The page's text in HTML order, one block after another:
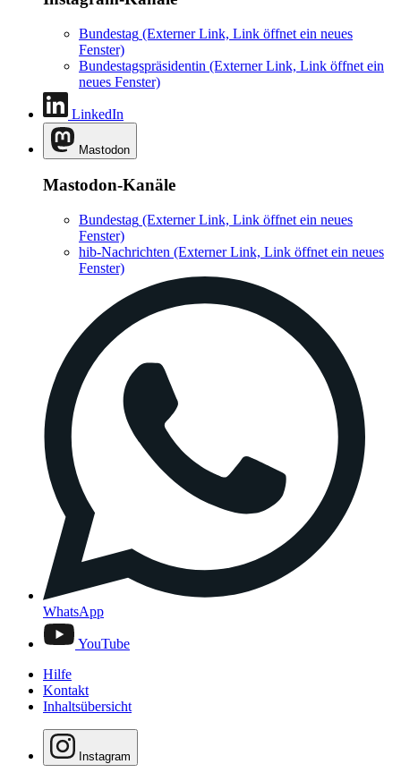
Bundestag (Externer Link, Link öffnet ein neues
Fenster)
Bundestagspräsidentin (Externer Link, Link öffnet ein
neues Fenster)
LinkedIn
Mastodon
Mastodon-Kanäle
Bundestag (Externer Link, Link öffnet ein neues
Fenster)
hib-Nachrichten (Externer Link, Link öffnet ein neues
Fenster)
WhatsApp
YouTube
Hilfe
Kontakt
Inhaltsübersicht
Instagram